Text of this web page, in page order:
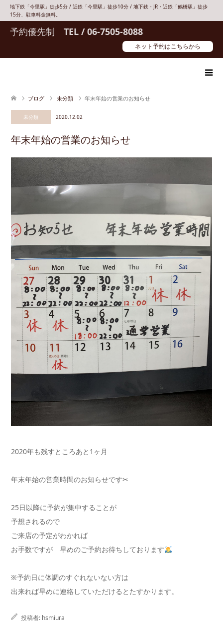
地下鉄「今里駅」徒歩5分 / 近鉄「今里駅」徒歩10分 / 地下鉄・JR・近鉄「鶴橋駅」徒歩
15分、駐車料金無料。
予約優先制 TEL / 06-7505-8088
ネット予約はこちらから
ブログ 未分類 年末年始の営業のお知らせ
未分類 2020.12.02
年末年始の営業のお知らせ
2020年も残すところあと1ヶ月
年末年始の営業時間のお知らせです✂︎
25日以降に予約が集中することが
予想されるので
ご来店の予定がわかれば
お手数ですが 早めのご予約お待ちしております
※予約日に体調のすぐれないない方は
出来れば早めに連絡していただけるとたすかります。
投稿者: hsmiura